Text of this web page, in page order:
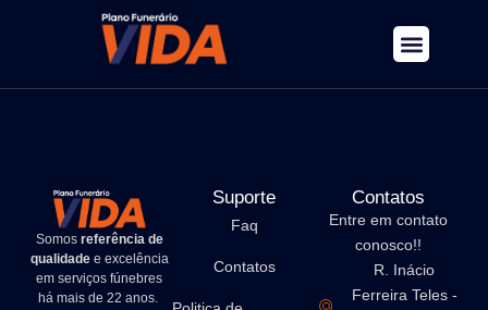
Serviços
Somos referência de
qualidadee excelência
em serviços fúnebres
há mais de 22 anos.
Suporte
Faq
Contatos
Contatos
Entre em contato
conosco!!
R. Inácio
Ferreira Teles -